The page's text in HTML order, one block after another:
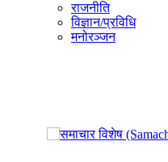
राजनीति
विज्ञान/प्रविधि
मनोरञ्जन